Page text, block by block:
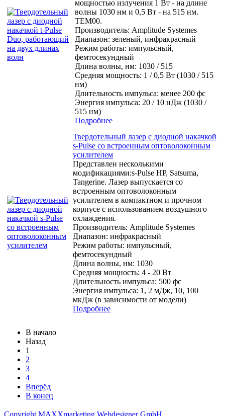
мощностью излучения 1 Вт - на длине
волны 1030 нм и 0,5 Вт - на 515 нм.
TEM00.
Производитель: Amplitude Systemes
Диапазон: зеленый, инфракрасный
Режим работы: импульсный,
фемтосекундный
Длина волны, нм: 1030 / 515
Средняя мощность: 1 / 0,5 Вт (1030 / 515
нм)
Длительность импульса: менее 200 фс
Энергия импульса: 20 / 10 нДж (1030 /
515 нм)
Подробнее
Твердотельный лазер с диодной накачкой
s-Pulse со встроенным оптоволоконным
усилителем
Представлен несколькими
модификациями:s-Pulse HP, Satsuma,
Tangerine. Лазер выпускается со
встроенным оптоволоконным
усилителем в компактном и прочном
корпусе с использованием воздушного
охлаждения.
Производитель: Amplitude Systemes
Диапазон: инфракрасный
Режим работы: импульсный,
фемтосекундный
Длина волны, нм: 1030
Средняя мощность: 4 - 20 Вт
Длительность импульса: 500 фс
Энергия импульса: 1, 2 мДж, 10, 100
мкДж (в зависимости от модели)
Подробнее
В начало
Назад
1
2
3
4
Вперёд
В конец
Copyright MAXXmarketing Webdesigner GmbH